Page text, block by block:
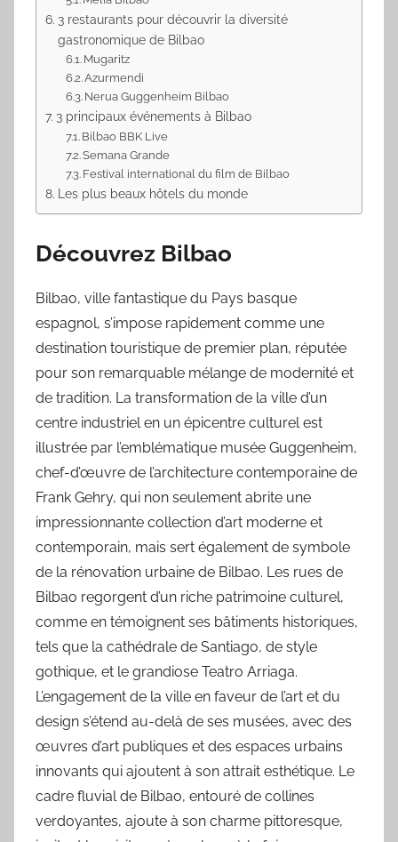
3 restaurants pour découvrir la diversité
gastronomique de Bilbao
Mugaritz
Azurmendi
Nerua Guggenheim Bilbao
3 principaux événements à Bilbao
Bilbao BBK Live
Semana Grande
Festival international du film de Bilbao
Les plus beaux hôtels du monde
Découvrez Bilbao
Bilbao, ville fantastique du Pays basque
espagnol, s’impose rapidement comme une
destination touristique de premier plan, réputée
pour son remarquable mélange de modernité et
de tradition. La transformation de la ville d’un
centre industriel en un épicentre culturel est
illustrée par l’emblématique musée Guggenheim,
chef-d’œuvre de l’architecture contemporaine de
Frank Gehry, qui non seulement abrite une
impressionnante collection d’art moderne et
contemporain, mais sert également de symbole
de la rénovation urbaine de Bilbao. Les rues de
Bilbao regorgent d’un riche patrimoine culturel,
comme en témoignent ses bâtiments historiques,
tels que la cathédrale de Santiago, de style
gothique, et le grandiose Teatro Arriaga.
L’engagement de la ville en faveur de l’art et du
design s’étend au-delà de ses musées, avec des
œuvres d’art publiques et des espaces urbains
innovants qui ajoutent à son attrait esthétique. Le
cadre fluvial de Bilbao, entouré de collines
verdoyantes, ajoute à son charme pittoresque,